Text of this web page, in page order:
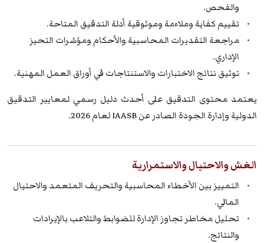
والفحص.
تقييم كفاية وملاءمة وموثوقية أدلة التدقيق المتاحة.
مراجعة التقديرات المحاسبية والأحكام ومؤشرات التحيز
الإداري.
توثيق نتائج الاختبارات والاستنتاجات في أوراق العمل المهنية.
يعتمد محتوى التدقيق على أحدث دليل رسمي لمعايير التدقيق
الدولية وإدارة الجودة الصادر عن IAASB لعام 2026.
الغش والاحتيال والاستمرارية
التمييز بين الأخطاء المحاسبية والتحريف المتعمد والاحتيال
المالي.
تحليل مخاطر تجاوز الإدارة للضوابط والتلاعب بالإيرادات
والنتائج.